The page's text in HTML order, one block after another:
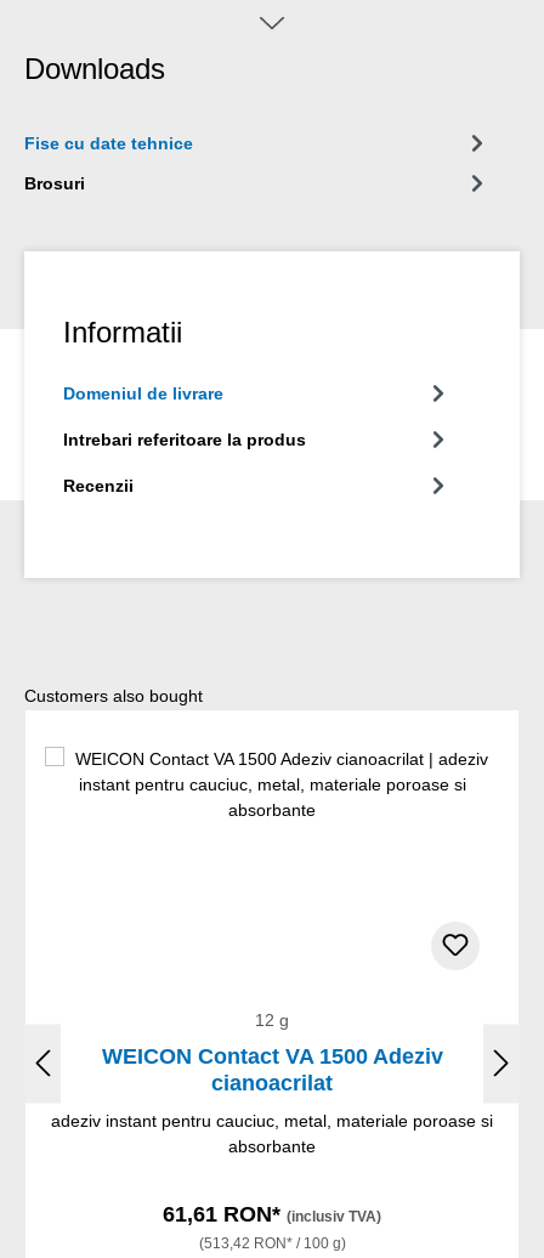
Downloads
Fise cu date tehnice
Brosuri
Informatii
Domeniul de livrare
Intrebari referitoare la produs
Recenzii
Sari peste galeria de produse
Customers also bought
12 g
WEICON Contact VA 1500 Adeziv
cianoacrilat
adeziv instant pentru cauciuc, metal, materiale poroase si
absorbante
61,61 RON* (inclusiv TVA)
(513,42 RON* / 100 g)